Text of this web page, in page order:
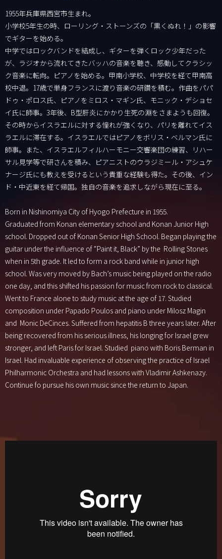
1955年兵庫県西宮市生まれ。
小学校5年生の時、ローリング・ストーンズの「黒くぬれ！」の影響
でギターを始める。
中学ではロックバンドを結成し、ギターを弾くロック少年だった
が、ラジオから流れてきたバッハの音楽を聴き、感動してクラシッ
ク音楽に転向。ピアノを始める。甲南小学校、中学校を経て甲南高
校中退。17歳で単身フランスに渡り音楽の研鑽を積む。作曲をパパ
ドゥ・ポロス氏、ピアノをミロス・マギン氏、モニック・デショセ
イ氏に師事。3年後、B型肝炎にかかり生死の淵をさまようも回復。
その時からイスラエルに対する憧れが強くなり、パリを離れてイス
ラエルに滞在する。イスラエルではピアノをボリス・ベルマン氏に
師事。また、イスラエルフィルハーモニー交響楽団の練習、リハー
サル見学等で研さんを積み、ピアニストのウラジミール・アシュケ
ナージ氏にも教えを受けるという貴重な経験も得た。その後、イン
ド・中近東を経て帰国。独自の音楽を追求しながら現在に至る。
Born in Nishinomiya City of Hyogo Prefecture in 1955.
Graduated from Konan elementary school and Konan Junior High
school. Dropped out of Konan Senior High School. Began playing the
guitar under the influence of “Paint it, Black” by the Rolling Stones
when in 5th grade. It led to form a rock band while in junior high
school. Was very moved by Bach’s music being played on the radio
one day, and this shifted his passion for music from rock to classical.
Went to France alone to study music at the age of 17. Studied
composition under Papado Poulos and piano under Milosz Magin
and Monic DeCinces. Suffered from hepatitis B three years later. After
being recovered from his serious illness, his longing for Israel grew
stronger, and left Paris for Israel. Studied piano with Boris Berman in
Israel. Had invaluable experience of observing the practice of Israel
Philharmonic Orchestra and had lessons with Vladimir Ashkenazy.
Continue fo pursue his own music since the return to Japan.